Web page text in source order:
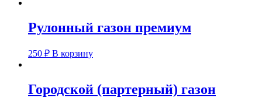
Рулонный газон премиум
250 ₽ В корзину
Городской (партерный) газон